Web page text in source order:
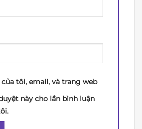
tôi, email, và trang web
này cho lần bình luận